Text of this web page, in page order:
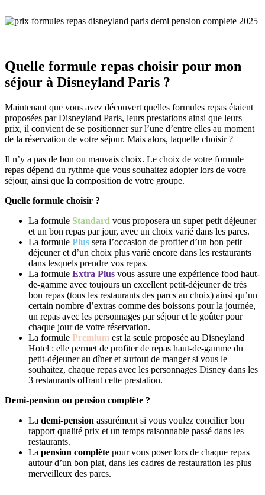
Quelle formule repas choisir pour mon
séjour à Disneyland Paris ?
Maintenant que vous avez découvert quelles formules repas étaient
proposées par Disneyland Paris, leurs prestations ainsi que leurs
prix, il convient de se positionner sur l’une d’entre elles au moment
de la réservation de votre séjour. Mais alors, laquelle choisir ?
Il n’y a pas de bon ou mauvais choix. Le choix de votre formule
repas dépend du rythme que vous souhaitez adopter lors de votre
séjour, ainsi que la composition de votre groupe.
Quelle formule choisir ?
La formule Standard vous proposera un super petit déjeuner
et un bon repas par jour, avec un choix varié dans les parcs.
La formule Plus sera l’occasion de profiter d’un bon petit
déjeuner et d’un choix plus varié encore dans les restaurants
dans lesquels prendre vos repas.
La formule Extra Plus vous assure une expérience food haut-
de-gamme avec toujours un excellent petit-déjeuner de très
bon repas (tous les restaurants des parcs au choix) ainsi qu’un
certain nombre d’extras comme des boissons pour la journée,
un repas avec les personnages par séjour et le goûter pour
chaque jour de votre réservation.
La formule Premium est la seule proposée au Disneyland
Hotel : elle permet de profiter de repas haut-de-gamme du
petit-déjeuner au dîner et surtout de manger si vous le
souhaitez, chaque repas avec les personnages Disney dans les
3 restaurants offrant cette prestation.
Demi-pension ou pension complète ?
La demi-pension assurément si vous voulez concilier bon
rapport qualité prix et un temps raisonnable passé dans les
restaurants.
La pension complète pour vous poser lors de chaque repas
autour d’un bon plat, dans les cadres de restauration les plus
merveilleux des parcs.